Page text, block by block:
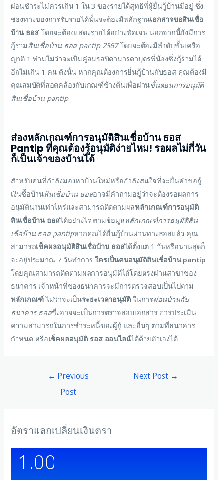
ผ่อนชำระไม่ควรเกิน 1 ใน 3 ของรายได้สุทธิที่ผู้ยื่นกู้บ้านมีอยู่ ซึ่ง
ช่องทางของการรับรายได้นั้นจะต้องมีหลักฐานเอกสารขอสินเชื่อ
บ้าน ธอส โดยจะต้องแสดงรายได้อย่างชัดเจน นอกจากนี้ยังมีการ
กู้ร่วมสินเชื่อบ้าน ธอส pantip 2567โดยจะต้องมีลำดับขั้นเครือ
ญาติ 1 ท่านไม่ว่าจะเป็นคู่สมรสบิดามารดาบุตรพี่น้องซึ่งกู้ร่วมได้
อีกไม่เกิน 1 คน ดังนั้น หากคุณต้องการยื่นกู้บ้านกับธอส คุณต้องมี
คุณสมบัติที่สอดคล้องกับเกณฑ์ข้างต้นเพื่อผ่านขั้นตอนการอนุมัติ
สินเชื่อบ้าน pantip
ส่องหลักเกณฑ์การอนุมัติสินเชื่อบ้าน ธอส
Pantipที่คุณต้องรู้อนุมัติง่ายไหม! รอผลไม่กี่วัน
ก็เป็นเจ้าของบ้านได้
สำหรับคนที่กำลังมองหาบ้านใหม่หรือกำลังสนใจที่จะยื่นคำขอกู้
เงินซื้อบ้านสินเชื่อบ้าน ธอสอาจมีคำถามอยู่ว่าจะต้องรอผลการ
อนุมัตินานเท่าไหร่และสามารถติดตามผลหลักเกณฑ์การอนุมัติ
สินเชื่อบ้าน ธอสได้อย่างไร ตามข้อมูลหลักเกณฑ์การอนุมัติสิน
เชื่อบ้าน ธอส pantipหากคุณได้ยื่นกู้บ้านผ่านทางธอสแล้ว คุณ
สามารถเช็คผลอนุมัติสินเชื่อบ้าน ธอสได้ตั้งแต่ 1 วันหรือนานสุดก็
จะอยู่ประมาณ 7 วันทำการใครเป็นคนอนุมัติสินเชื่อบ้าน pantip
โดยคุณสามารถติดตามผลการอนุมัติได้โดยตรงผ่านสาขาของ
ธนาคาร เจ้าหน้าที่ของธนาคารจะมีการตรวจสอบเป็นไปตาม
หลักเกณฑ์ไม่ว่าจะเป็นระยะเวลาอนุมัติ ในการผ่อนบ้านกับ
ธนาคาร ธอสซึ่งอาจจะเป็นการตรวจสอบเอกสาร การประเมิน
ความสามารถในการชำระหนี้ของผู้กู้ และอื่นๆ ตามที่ธนาคาร
กำหนด หรือเช็คผลอนุมัติ ธอส ออนไลน์ได้ด้วยตัวเองได้
← Previous
Post
Next Post →
อัตราแลกเปลี่ยนเงินตรา
1.00